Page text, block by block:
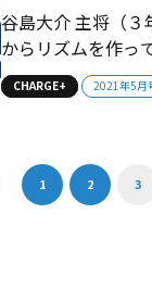
CHARGE+ 2021年5月
谷島大介 主将（
からリズムを作っ
大澤奏次郎、自分
番・福田昂生、５
1 2 3